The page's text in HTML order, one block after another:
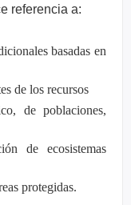
referencia a:
basadas en
de los recursos
de poblaciones,
de ecosistemas
protegidas.